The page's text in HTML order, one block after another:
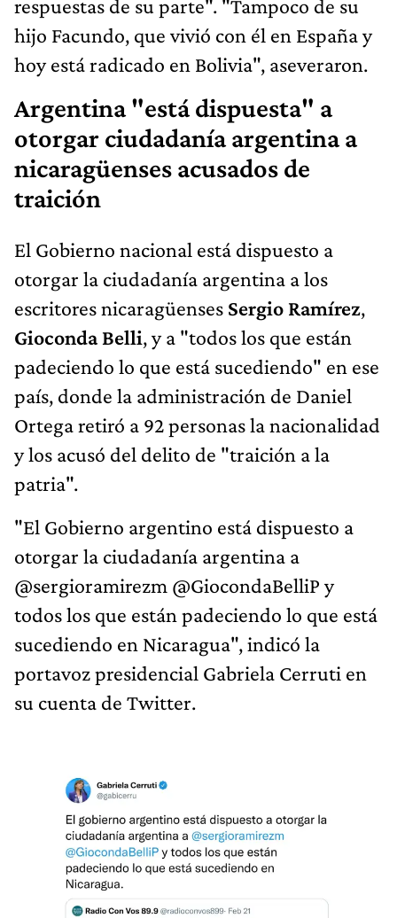
respuestas de su parte". "Tampoco de su
hijo Facundo, que vivió con él en España y
hoy está radicado en Bolivia", aseveraron.
Argentina "está dispuesta" a
otorgar ciudadanía argentina a
nicaragüenses acusados de
traición
El Gobierno nacional está dispuesto a
otorgar la ciudadanía argentina a los
escritores nicaragüenses Sergio Ramírez,
Gioconda Belli, y a "todos los que están
padeciendo lo que está sucediendo" en ese
país, donde la administración de Daniel
Ortega retiró a 92 personas la nacionalidad
y los acusó del delito de "traición a la
patria".
"El Gobierno argentino está dispuesto a
otorgar la ciudadanía argentina a
@sergioramirezm @GiocondaBelliP y
todos los que están padeciendo lo que está
sucediendo en Nicaragua", indicó la
portavoz presidencial Gabriela Cerruti en
su cuenta de Twitter.